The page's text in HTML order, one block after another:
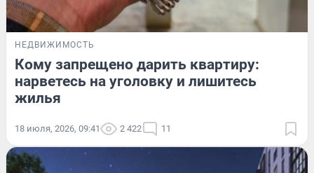
НЕДВИЖИМОСТЬ
Кому запрещено дарить квартиру:
нарветесь на уголовку и лишитесь
жилья
18 июля, 2026, 09:41 2 422 11